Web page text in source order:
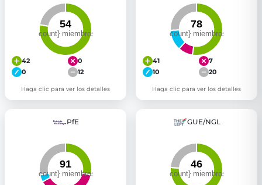
42
0
0
12
Haga clic para ver los detalles
41
7
10
20
Haga clic para ver los detalles
PfE GUE/NGL